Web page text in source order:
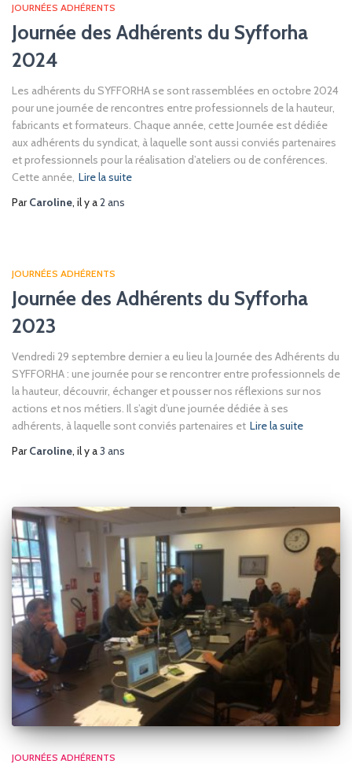
JOURNÉES ADHÉRENTS
Journée des Adhérents du Syfforha
2024
Les adhérents du SYFFORHA se sont rassemblées en octobre 2024
pour une journée de rencontres entre professionnels de la hauteur,
fabricants et formateurs. Chaque année, cette Journée est dédiée
aux adhérents du syndicat, à laquelle sont aussi conviés partenaires
et professionnels pour la réalisation d’ateliers ou de conférences.
Cette année, Lire la suite
ParCaroline, il y a2 ans
JOURNÉES ADHÉRENTS
Journée des Adhérents du Syfforha
2023
Vendredi 29 septembre dernier a eu lieu la Journée des Adhérents du
SYFFORHA : une journée pour se rencontrer entre professionnels de
la hauteur, découvrir, échanger et pousser nos réflexions sur nos
actions et nos métiers. Il s’agit d’une journée dédiée à ses
adhérents, à laquelle sont conviés partenaires et Lire la suite
ParCaroline, il y a3 ans
JOURNÉES ADHÉRENTS